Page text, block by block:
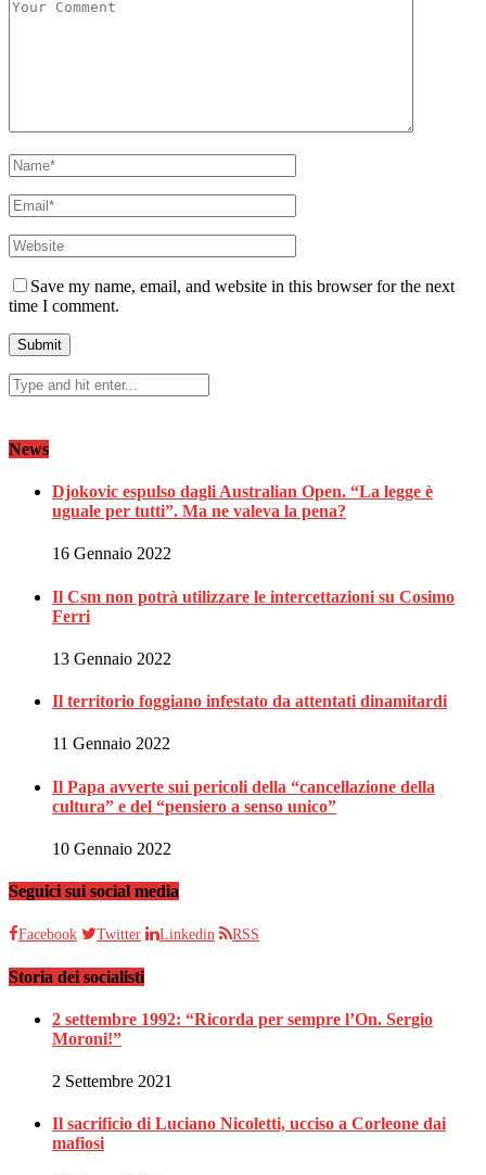
Save my name, email, and website in this browser for the next
time I comment.
News
Djokovic espulso dagli Australian Open. “La legge è
uguale per tutti”. Ma ne valeva la pena?
16 Gennaio 2022
Il Csm non potrà utilizzare le intercettazioni su Cosimo
Ferri
13 Gennaio 2022
Il territorio foggiano infestato da attentati dinamitardi
11 Gennaio 2022
Il Papa avverte sui pericoli della “cancellazione della
cultura” e del “pensiero a senso unico”
10 Gennaio 2022
Seguici sui social media
Facebook Twitter Linkedin RSS
Storia dei socialisti
2 settembre 1992: “Ricorda per sempre l’On. Sergio
Moroni!”
2 Settembre 2021
Il sacrificio di Luciano Nicoletti, ucciso a Corleone dai
mafiosi